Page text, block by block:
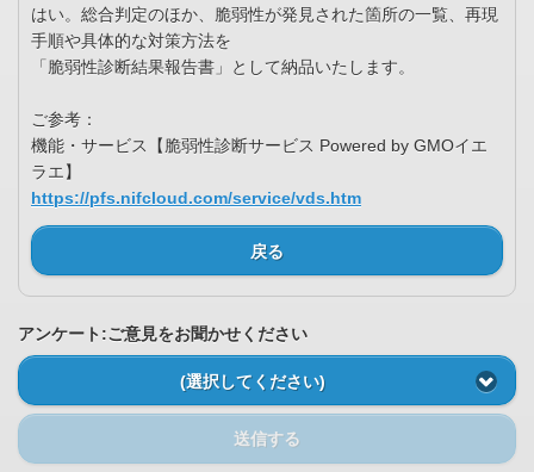
はい。総合判定のほか、脆弱性が発見された箇所の一覧、再現
手順や具体的な対策方法を
「脆弱性診断結果報告書」として納品いたします。
ご参考：
機能・サービス【脆弱性診断サービス Powered by GMOイエ
ラエ】
https://pfs.nifcloud.com/service/vds.htm
戻る
アンケート:ご意見をお聞かせください
(選択してください)
送信する